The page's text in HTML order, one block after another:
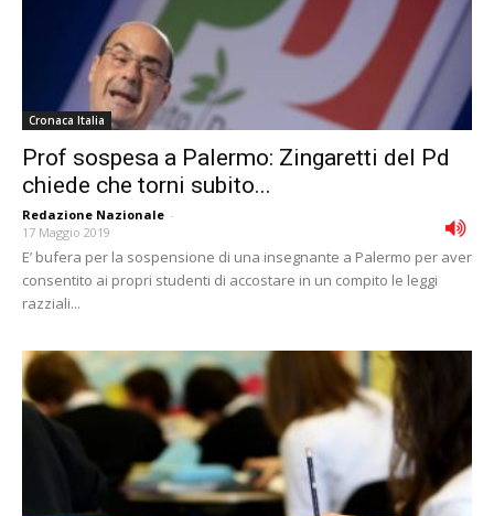
Cronaca Italia
Prof sospesa a Palermo: Zingaretti del Pd
chiede che torni subito...
Redazione Nazionale -
17 Maggio 2019
E’ bufera per la sospensione di una insegnante a Palermo per aver
consentito ai propri studenti di accostare in un compito le leggi
razziali...